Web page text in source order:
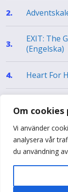
Om cookies
Vi använder
analysera vår
du användning
2.
3.
EXIT: The
(Engelska)
4. Heart For
Se hela